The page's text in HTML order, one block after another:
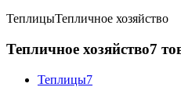
ТеплицыТепличное хозяйство
Тепличное хозяйство7
Теплицы7